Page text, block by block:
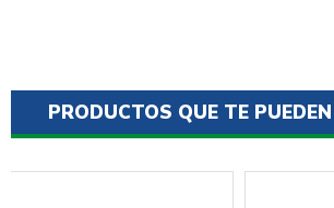
PRODUCTOS QUE TE